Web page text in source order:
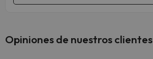
Opiniones de nuestros clientes